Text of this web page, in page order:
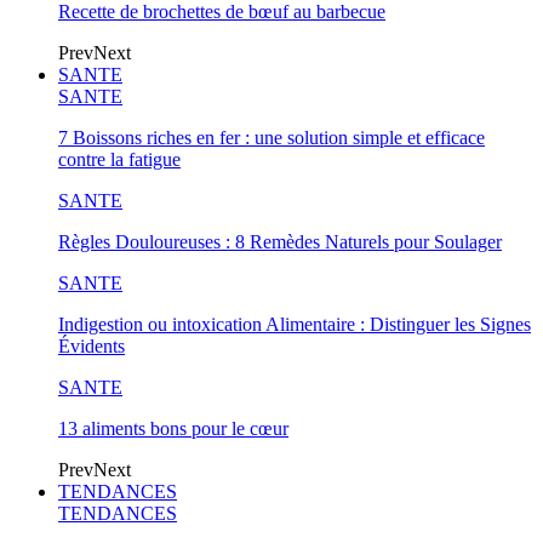
Recette de brochettes de bœuf au barbecue
PrevNext
SANTE
SANTE
7 Boissons riches en fer : une solution simple et efficace
contre la fatigue
SANTE
Règles Douloureuses : 8 Remèdes Naturels pour Soulager
SANTE
Indigestion ou intoxication Alimentaire : Distinguer les Signes
Évidents
SANTE
13 aliments bons pour le cœur
PrevNext
TENDANCES
TENDANCES